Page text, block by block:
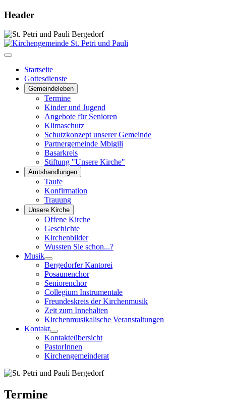
Header
Startseite
Gottesdienste
Gemeindeleben
Termine
Kinder und Jugend
Angebote für Senioren
Klimaschutz
Schutzkonzept unserer Gemeinde
Partnergemeinde Mbigili
Basarkreis
Stiftung "Unsere Kirche"
Amtshandlungen
Taufe
Konfirmation
Trauung
Unsere Kirche
Offene Kirche
Geschichte
Kirchenbilder
Wussten Sie schon...?
Musik
Bergedorfer Kantorei
Posaunenchor
Seniorenchor
Collegium Instrumentale
Freundeskreis der Kirchenmusik
Zeit zum Innehalten
Kirchenmusikalische Veranstaltungen
Kontakt
Kontakteübersicht
PastorInnen
Kirchengemeinderat
Termine